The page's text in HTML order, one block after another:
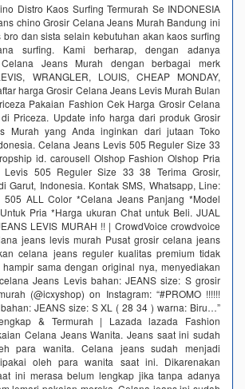
Distro Kaos Surfing Termurah Se INDONESIA
chino Grosir Celana Jeans Murah Bandung ini
dan sista selain kebutuhan akan kaos surfing
surfing. Kami berharap, dengan adanya
Jeans Murah dengan berbagai merk
WRANGLER, LOUIS, CHEAP MONDAY,
harga Grosir Celana Jeans Levis Murah Bulan
Pakaian Fashion Cek Harga Grosir Celana
Priceza. Update info harga dari produk Grosir
Murah yang Anda inginkan dari jutaan Toko
Celana Jeans Levis 505 Reguler Size 33
id. carousell Olshop Fashion Olshop Pria
505 Reguler Size 33 38 Terima Grosir,
Garut, Indonesia. Kontak SMS, Whatsapp, Line:
ALL Color *Celana Jeans Panjang *Model
Pria *Harga ukuran Chat untuk Beli. JUAL
LEVIS MURAH !! | CrowdVoice crowdvoice
jeans levis murah Pusat grosir celana jeans
celana jeans reguler kualitas premium tidak
sama dengan original nya, menyediakan
Jeans Levis bahan: JEANS size: S grosir
(@icxyshop) on Instagram: “#PROMO !!!!!!
JEANS size: S XL ( 28 34 ) warna: Biru…”
& Termurah | Lazada lazada Fashion
Celana Jeans Wanita. Jeans saat ini sudah
para wanita. Celana jeans sudah menjadi
oleh para wanita saat ini. Dikarenakan
ini merasa belum lengkap jika tanpa adanya